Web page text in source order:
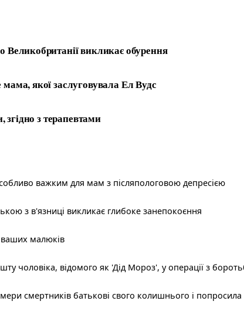
викликає обурення
якої заслуговувала Ел Вудс
з терапевтами
важким для мам з післяпологовою депресією
з в'язниці викликає глибоке занепокоєння
ваших малюків
чоловіка, відомого як 'Дід Мороз', у операції з
смертників батькові свого колишнього і